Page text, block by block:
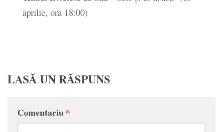
aprilie, ora 18:00)
LASĂ UN RĂSPUNS
Comentariu*